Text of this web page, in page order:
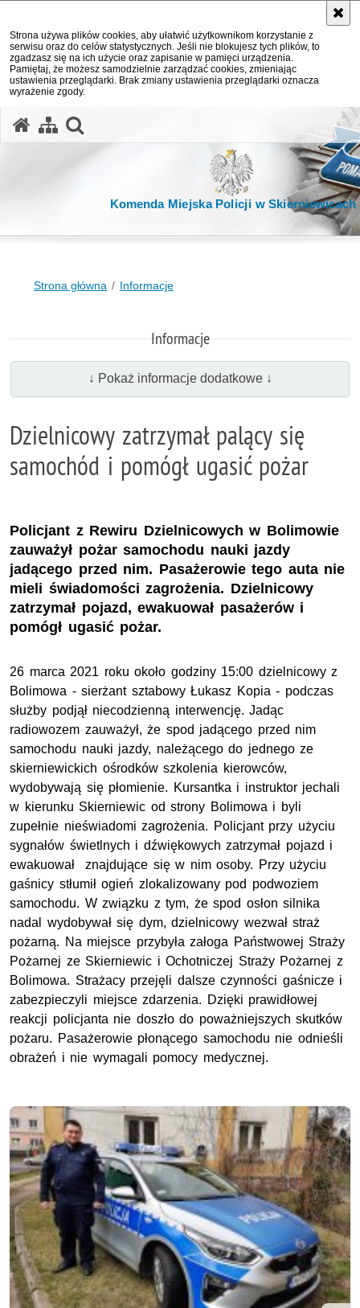
Strona używa plików cookies, aby ułatwić użytkownikom korzystanie z
serwisu oraz do celów statystycznych. Jeśli nie blokujesz tych plików, to
zgadzasz się na ich użycie oraz zapisanie w pamięci urządzenia.
Pamiętaj, że możesz samodzielnie zarządzać cookies, zmieniając
ustawienia przeglądarki. Brak zmiany ustawienia przeglądarki oznacza
wyrażenie zgody.
Komenda Miejska Policji w Skierniewicach
Strona główna Informacje
Informacje
↓ Pokaż informacje dodatkowe ↓
Dzielnicowy zatrzymał palący się
samochód i pomógł ugasić pożar
Policjant z Rewiru Dzielnicowych w Bolimowie
zauważył pożar samochodu nauki jazdy
jadącego przed nim. Pasażerowie tego auta nie
mieli świadomości zagrożenia. Dzielnicowy
zatrzymał pojazd, ewakuował pasażerów i
pomógł ugasić pożar.
26 marca 2021 roku około godziny 15:00 dzielnicowy z
Bolimowa - sierżant sztabowy Łukasz Kopia - podczas
służby podjął niecodzienną interwencję. Jadąc
radiowozem zauważył, że spod jadącego przed nim
samochodu nauki jazdy, należącego do jednego ze
skierniewickich ośrodków szkolenia kierowców,
wydobywają się płomienie. Kursantka i instruktor jechali
w kierunku Skierniewic od strony Bolimowa i byli
zupełnie nieświadomi zagrożenia. Policjant przy użyciu
sygnałów świetlnych i dźwiękowych zatrzymał pojazd i
ewakuował znajdujące się w nim osoby. Przy użyciu
gaśnicy stłumił ogień zlokalizowany pod podwoziem
samochodu. W związku z tym, że spod osłon silnika
nadal wydobywał się dym, dzielnicowy wezwał straż
pożarną. Na miejsce przybyła załoga Państwowej Straży
Pożarnej ze Skierniewic i Ochotniczej Straży Pożarnej z
Bolimowa. Strażacy przejęli dalsze czynności gaśnicze i
zabezpieczyli miejsce zdarzenia. Dzięki prawidłowej
reakcji policjanta nie doszło do poważniejszych skutków
pożaru. Pasażerowie płonącego samochodu nie odnieśli
obrażeń i nie wymagali pomocy medycznej.